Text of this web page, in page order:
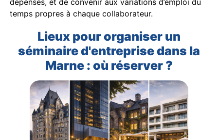
temps propres à chaque collaborateur.
Lieux pour organiser un
séminaire d'entreprise dans la
Marne : où réserver ?